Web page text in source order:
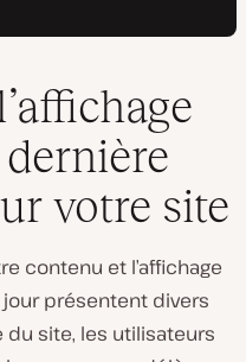
dernière
votre site
contenu et l’affichage
présentent divers
du site, les utilisateurs